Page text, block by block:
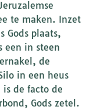
te maken. Inzet
Gods plaats,
een in steen
de
in een heus
de facto de
Gods zetel.